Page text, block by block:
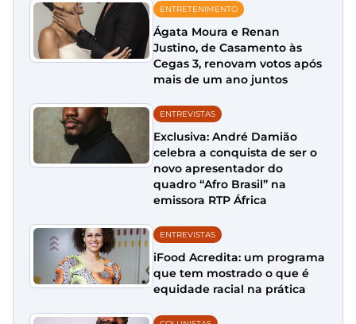
ENTRETENIMENTO
Ágata Moura e Renan
Justino, de Casamento às
Cegas 3, renovam votos após
mais de um ano juntos
ENTREVISTAS
Exclusiva: André Damião
celebra a conquista de ser o
novo apresentador do
quadro “Afro Brasil” na
emissora RTP África
ENTREVISTAS
iFood Acredita: um programa
que tem mostrado o que é
equidade racial na prática